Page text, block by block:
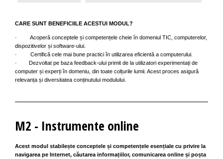
CARE SUNT BENEFICIILE ACESTUI MODUL?
· Acoperă conceptele și competențele cheie în domeniul TIC, computerelor,
dispozitivelor și software-ului.
· Certifică cele mai bune practici în utilizarea eficientă a computerului.
· Dezvoltat pe baza feedback-ului primit de la utilizatori experimentați de
computer și experți în domeniu, din toate colțurile lumii. Acest proces asigură
relevanța și diversitatea conținutului modulului.
M2 - Instrumente online
Acest modul stabilește conceptele și competențele esențiale cu privire la
navigarea pe Internet, căutarea informațiilor, comunicarea online și poșta